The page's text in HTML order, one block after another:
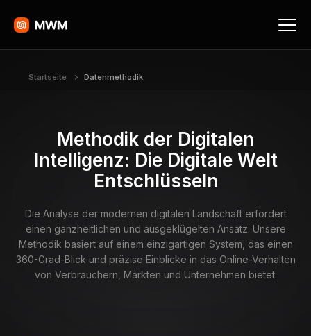
Startseite Datenmethodik
Methodik der Digitalen
Intelligenz: Die Digitale Welt
Entschlüsseln
Die Analyse der modernen digitalen Landschaft erfordert
einen ganzheitlichen und ausgeklügelten Ansatz. Unsere
Methodik basiert auf einem einzigartigen System, das einen
360-Grad-Blick und präzise Einblicke in das Online-Verhalten
von Verbrauchern, Märkten und Unternehmen bietet.